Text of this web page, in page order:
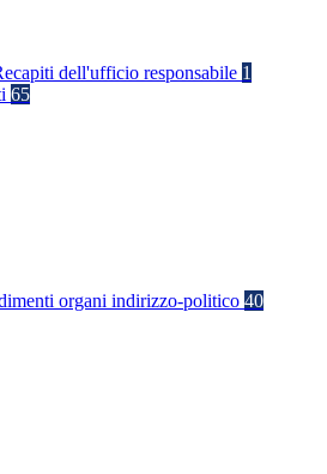
dell'ufficio responsabile 1
65
organi indirizzo-politico 40